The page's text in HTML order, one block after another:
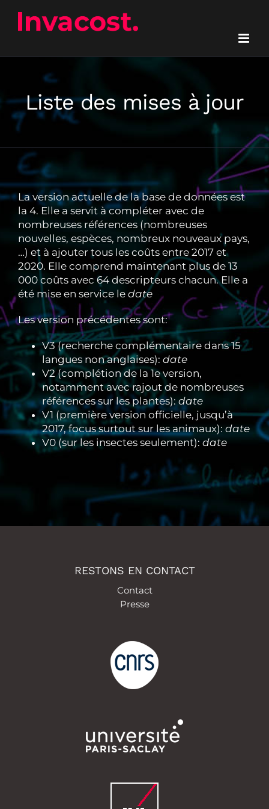
contenu
Liste des mises à jour
La version actuelle de la base de données est
la 4. Elle a servit à compléter avec de
nombreuses références (nombreuses
nouvelles, espèces, nombreux nouveaux pays,
…) et à ajouter tous les coûts entre 2017 et
2020. Elle comprend maintenant plus de 13
000 coûts avec 64 descripteurs chacun. Elle a
été mise en service le date
Les version précédentes sont:
V3 (recherche complémentaire dans 15
langues non anglaises): date
V2 (complétion de la 1e version,
notamment avec rajout de nombreuses
références sur les plantes):date
V1 (première version officielle, jusqu’à
2017, focus surtout sur les animaux): date
V0 (sur les insectes seulement): date
RESTONS EN CONTACT
Contact
Presse